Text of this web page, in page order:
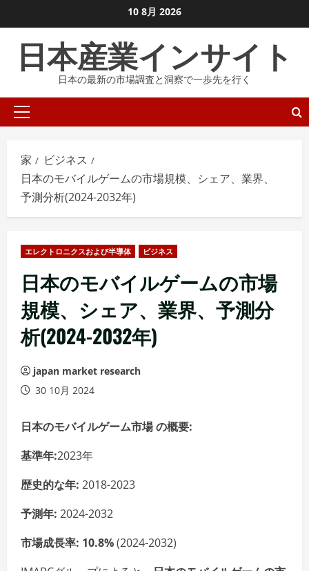
ン
に
ま
10 8月 2026
日本産業インサイト
日本の最新の市場調査と洞察で一歩先を行く
プ
イ
マ
リ
メ
ー
家
ビジネス
日本のモバイルゲームの市場規模、シェア、業界、
予測分析(2024-2032年)
エレクトロニクスおよび半導体 ビジネス
日本のモバイルゲームの市場
規模、シェア、業界、予測分
析(2024-2032年)
japan market research
30 10月 2024
日本のモバイルゲーム市場の概要:
基準年:2023年
歴史的な年: 2018-2023
予測年: 2024-2032
市場成長率: 10.8%(2024-2032)